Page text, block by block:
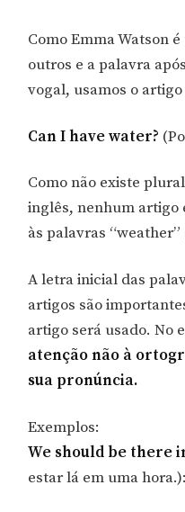
Como Emma Watson
outros e a palavra
vogal, usamos o artigo
Can I have water?
Como não existe
inglês, nenhum artigo
às palavras
A letra inicial das
artigos são
artigo será usado. No
atenção não à
sua pronúncia.
Exemplos:
We should be there
estar lá em uma hora.):